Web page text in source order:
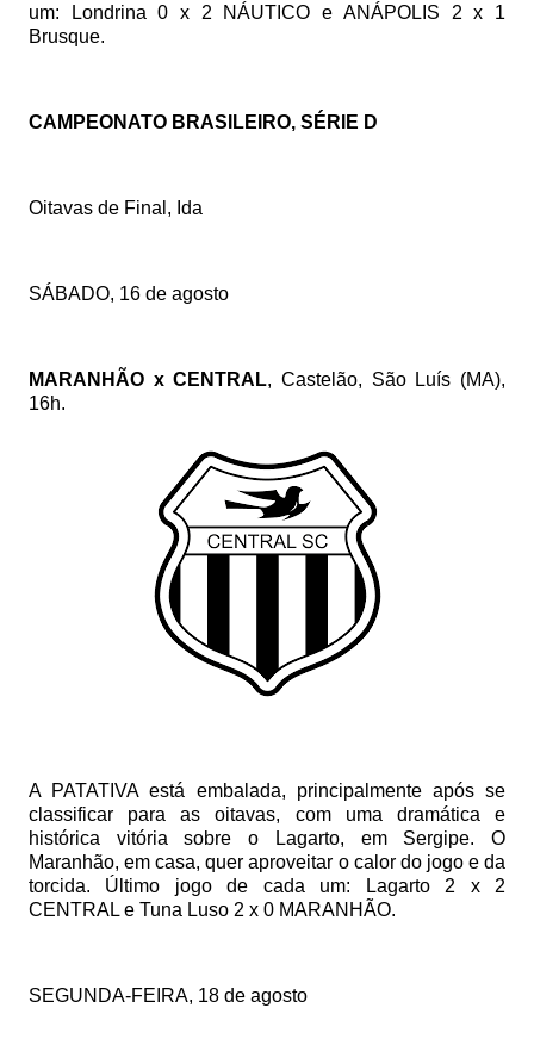
um: Londrina 0 x 2 NÁUTICO e ANÁPOLIS 2 x 1
Brusque.
CAMPEONATO BRASILEIRO, SÉRIE D
Oitavas de Final, Ida
SÁBADO, 16 de agosto
MARANHÃO x CENTRAL, Castelão, São Luís (MA),
16h.
A PATATIVA está embalada, principalmente após se
classificar para as oitavas, com uma dramática e
histórica vitória sobre o Lagarto, em Sergipe. O
Maranhão, em casa, quer aproveitar o calor do jogo e da
torcida. Último jogo de cada um: Lagarto 2 x 2
CENTRAL e Tuna Luso 2 x 0 MARANHÃO.
SEGUNDA-FEIRA, 18 de agosto